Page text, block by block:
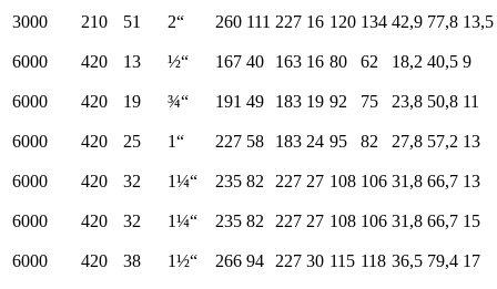
3000 210 51 2“ 260 111 227 16 120 134 42,9 77,8 13,5
6000 420 13 ½“ 167 40 163 16 80 62 18,2 40,5 9
6000 420 19 ¾“ 191 49 183 19 92 75 23,8 50,8 11
6000 420 25 1“ 227 58 183 24 95 82 27,8 57,2 13
6000 420 32 1¼“ 235 82 227 27 108 106 31,8 66,7 13
6000 420 32 1¼“ 235 82 227 27 108 106 31,8 66,7 15
6000 420 38 1½“ 266 94 227 30 115 118 36,5 79,4 17